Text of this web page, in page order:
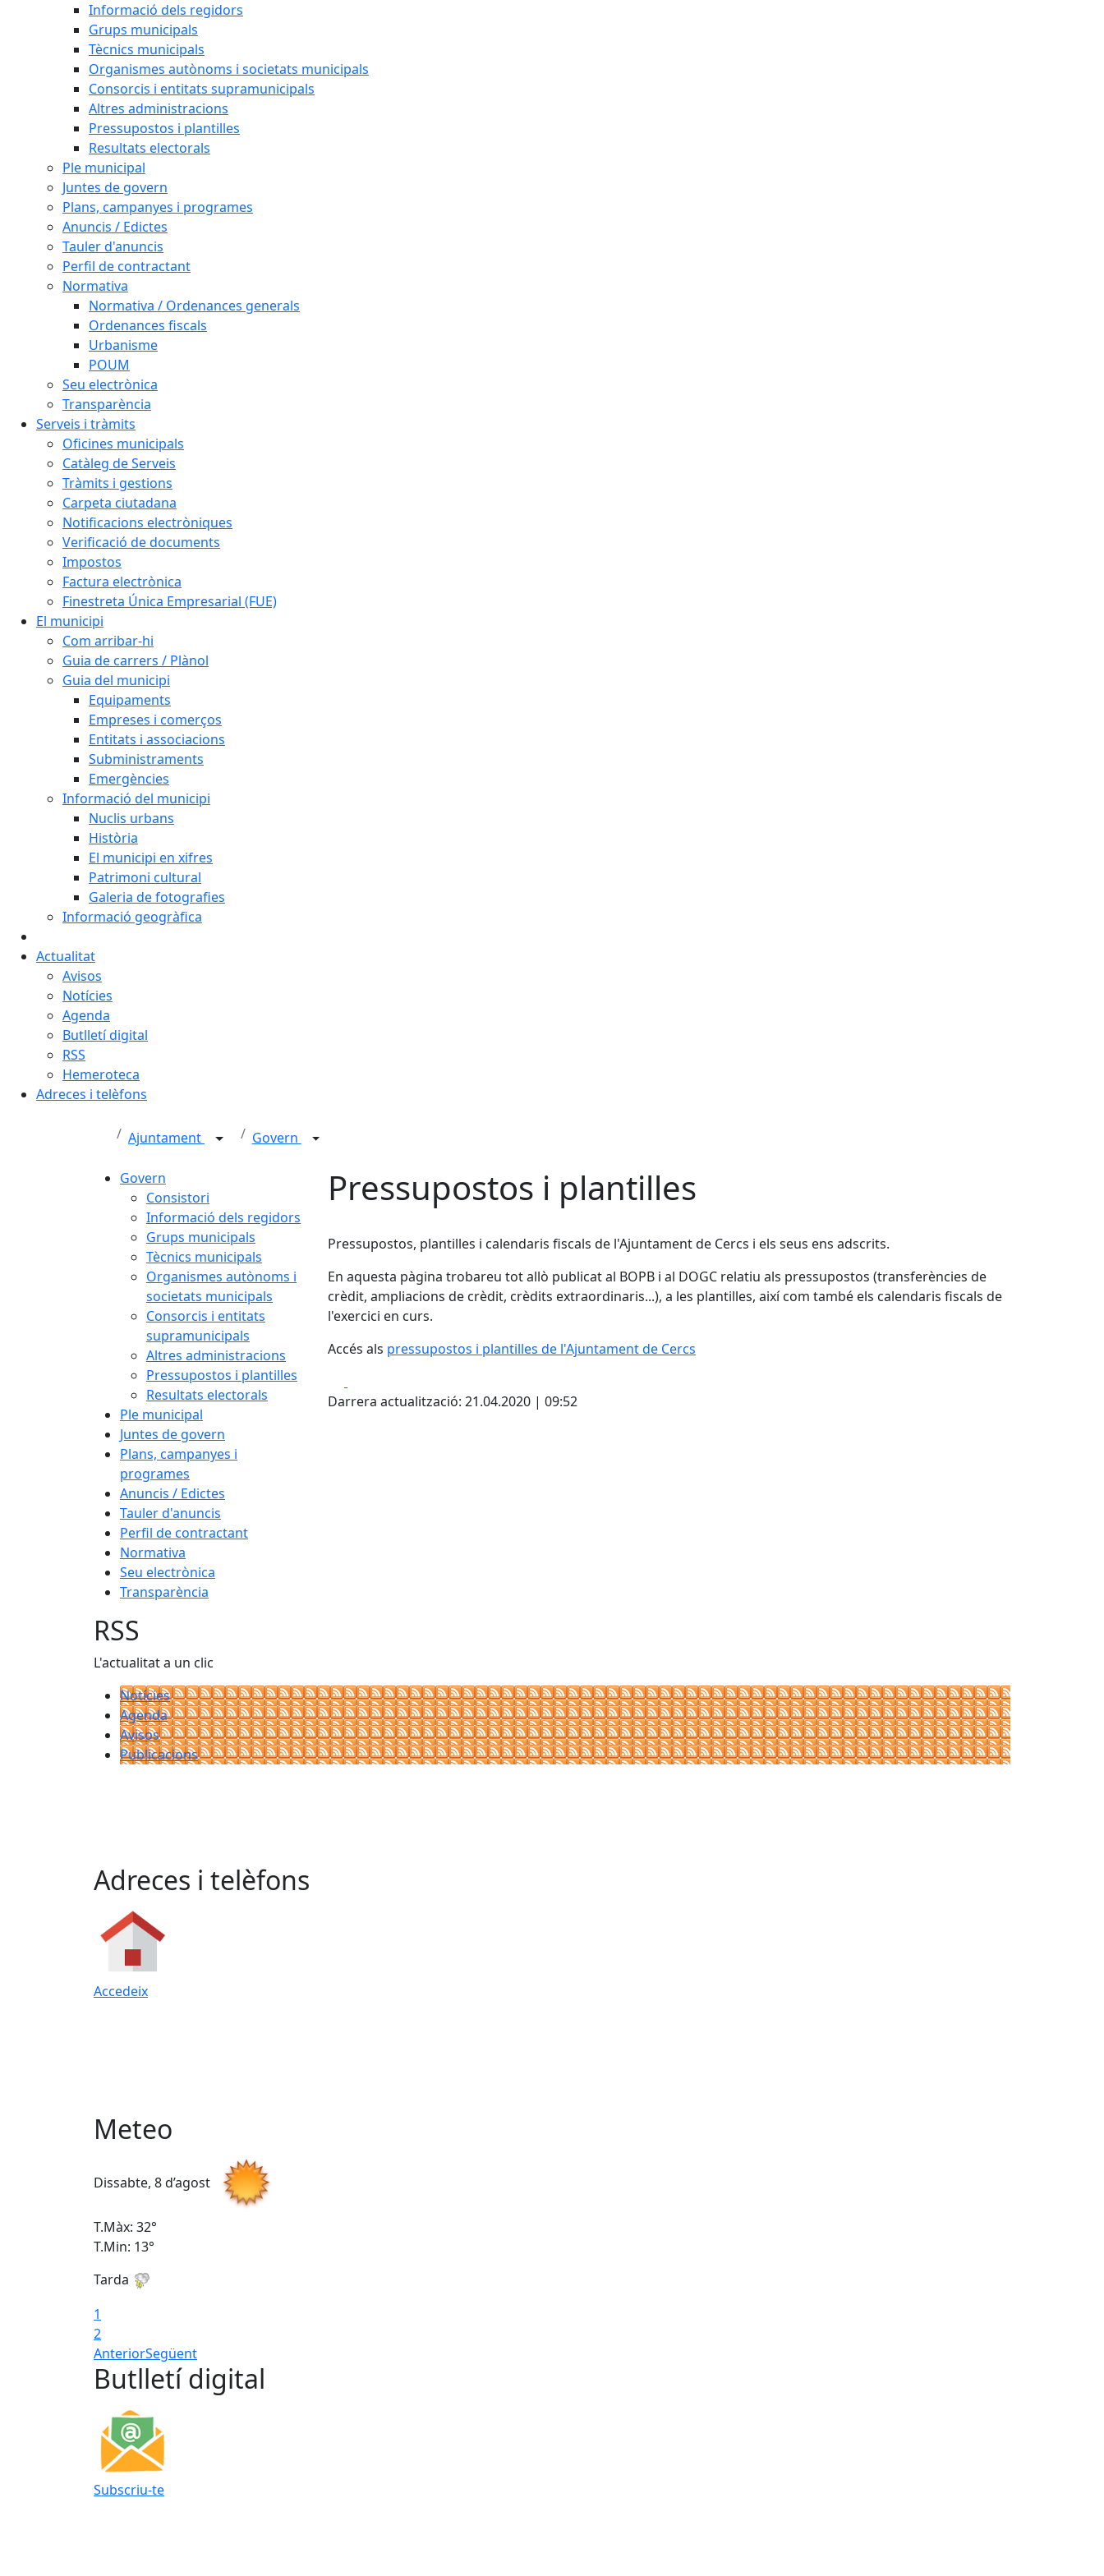
Informació dels regidors
Grups municipals
Tècnics municipals
Organismes autònoms i societats municipals
Consorcis i entitats supramunicipals
Altres administracions
Pressupostos i plantilles
Resultats electorals
Ple municipal
Juntes de govern
Plans, campanyes i programes
Anuncis / Edictes
Tauler d'anuncis
Perfil de contractant
Normativa
Normativa / Ordenances generals
Ordenances fiscals
Urbanisme
POUM
Seu electrònica
Transparència
Serveis i tràmits
Oficines municipals
Catàleg de Serveis
Tràmits i gestions
Carpeta ciutadana
Notificacions electròniques
Verificació de documents
Impostos
Factura electrònica
Finestreta Única Empresarial (FUE)
El municipi
Com arribar-hi
Guia de carrers / Plànol
Guia del municipi
Equipaments
Empreses i comerços
Entitats i associacions
Subministraments
Emergències
Informació del municipi
Nuclis urbans
Història
El municipi en xifres
Patrimoni cultural
Galeria de fotografies
Informació geogràfica
Actualitat
Avisos
Notícies
Agenda
Butlletí digital
RSS
Hemeroteca
Adreces i telèfons
Ajuntament Govern
Govern
Consistori
Informació dels regidors
Grups municipals
Tècnics municipals
Organismes autònoms i
societats municipals
Consorcis i entitats
supramunicipals
Altres administracions
Pressupostos i plantilles
Resultats electorals
Ple municipal
Juntes de govern
Plans, campanyes i
programes
Anuncis / Edictes
Tauler d'anuncis
Perfil de contractant
Normativa
Seu electrònica
Transparència
Pressupostos i plantilles
Pressupostos, plantilles i calendaris fiscals de l'Ajuntament de Cercs i els seus ens adscrits.
En aquesta pàgina trobareu tot allò publicat al BOPB i al DOGC relatiu als pressupostos (transferències de
crèdit, ampliacions de crèdit, crèdits extraordinaris...), a les plantilles, així com també els calendaris fiscals de
l'exercici en curs.
Accés als pressupostos i plantilles de l'Ajuntament de Cercs
Darrera actualització: 21.04.2020 | 09:52
RSS
L'actualitat a un clic
Notícies
Agenda
Avisos
Publicacions
Adreces i telèfons
Accedeix
Meteo
Dissabte, 8 d’agost
T.Màx: 32°
T.Min: 13°
Tarda
1
2
AnteriorSegüent
Butlletí digital
Subscriu-te